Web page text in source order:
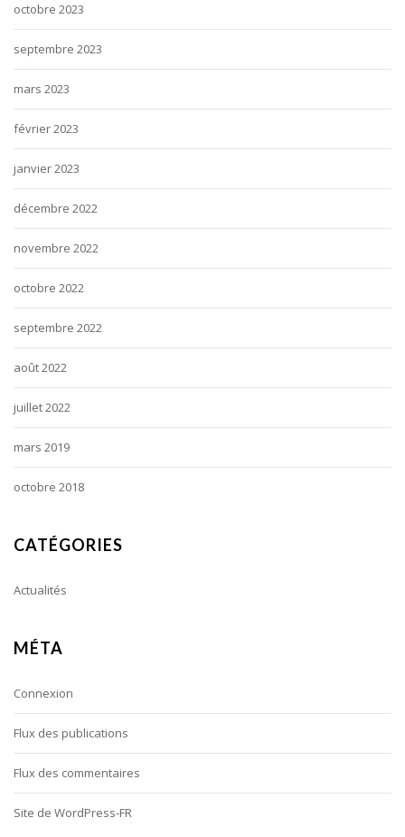
octobre 2023
septembre 2023
mars 2023
février 2023
janvier 2023
décembre 2022
novembre 2022
octobre 2022
septembre 2022
août 2022
juillet 2022
mars 2019
octobre 2018
CATÉGORIES
Actualités
MÉTA
Connexion
Flux des publications
Flux des commentaires
Site de WordPress-FR